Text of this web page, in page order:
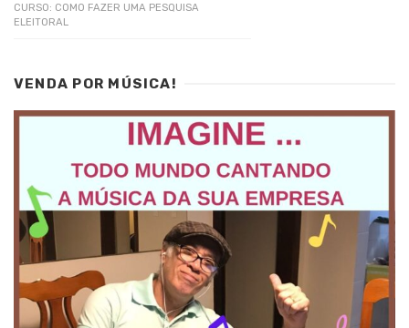
CURSO: COMO FAZER UMA PESQUISA
ELEITORAL
VENDA POR MÚSICA!